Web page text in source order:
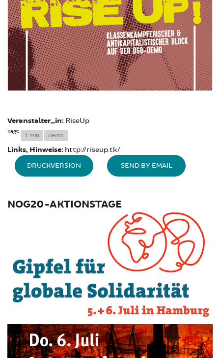
Veranstalter_in: RiseUp
Tags:
1. Mai Demo
Links, Hinweise: http://riseup.tk/
DRUCKVERSION SEND BY EMAIL
NOG20-AKTIONSTAGE